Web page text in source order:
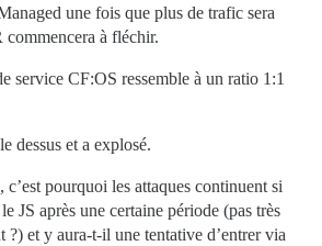
une fois que plus de trafic sera
commencera à fléchir.
service CF:OS ressemble à un ratio 1:1
dessus et a explosé.
c’est pourquoi les attaques continuent si
JS après une certaine période (pas très
?) et y aura-t-il une tentative d’entrer via